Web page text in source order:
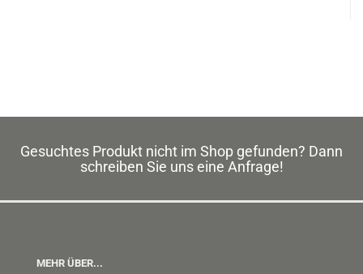
Gesuchtes Produkt nicht im Shop gefunden? Dann
schreiben Sie uns eine Anfrage!
MEHR ÜBER...